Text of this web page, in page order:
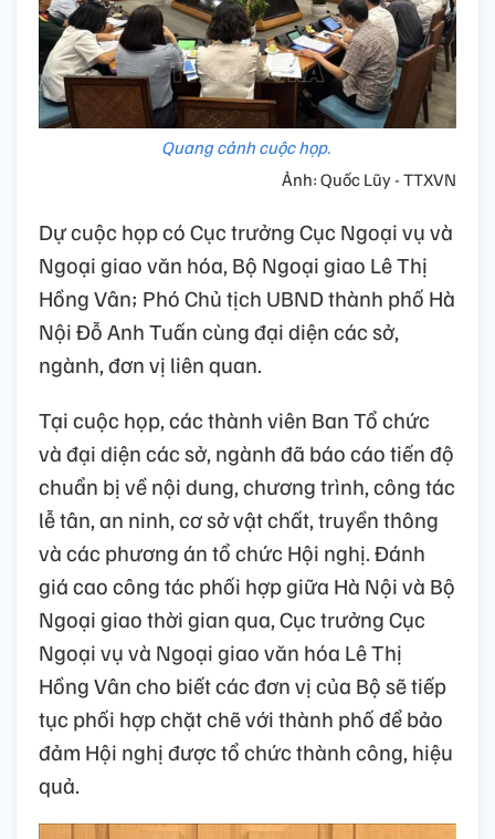
Quang cảnh cuộc họp.
Ảnh: Quốc Lũy - TTXVN
Dự cuộc họp có Cục trưởng Cục Ngoại vụ và
Ngoại giao văn hóa, Bộ Ngoại giao Lê Thị
Hồng Vân; Phó Chủ tịch UBND thành phố Hà
Nội Đỗ Anh Tuấn cùng đại diện các sở,
ngành, đơn vị liên quan.
Tại cuộc họp, các thành viên Ban Tổ chức
và đại diện các sở, ngành đã báo cáo tiến độ
chuẩn bị về nội dung, chương trình, công tác
lễ tân, an ninh, cơ sở vật chất, truyền thông
và các phương án tổ chức Hội nghị. Đánh
giá cao công tác phối hợp giữa Hà Nội và Bộ
Ngoại giao thời gian qua, Cục trưởng Cục
Ngoại vụ và Ngoại giao văn hóa Lê Thị
Hồng Vân cho biết các đơn vị của Bộ sẽ tiếp
tục phối hợp chặt chẽ với thành phố để bảo
đảm Hội nghị được tổ chức thành công, hiệu
quả.